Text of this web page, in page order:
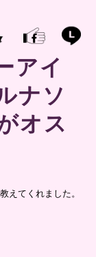
アイ
ナソ
オス
えてくれました。